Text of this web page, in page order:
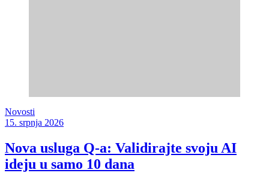
Novosti
15. srpnja 2026
Nova usluga Q-a: Validirajte svoju AI
ideju u samo 10 dana